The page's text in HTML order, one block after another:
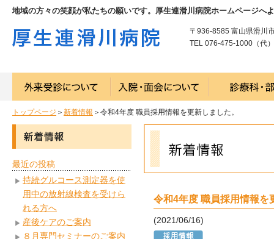
地域の方々の笑顔が私たちの願いです。厚生連滑川病院ホームページへ
〒936-8585 富山県滑川
TEL 076-475-1000（代
トップページ ＞ 新着情報 ＞令和4年度 職員採用情報を更新しました。
令和4年度 職員採用情報を
(2021/06/16)
最近の投稿
持続グルコース測定器を使
用中の放射線検査を受けら
れる方へ
産後ケアのご案内
８月専門セミナーのご案内